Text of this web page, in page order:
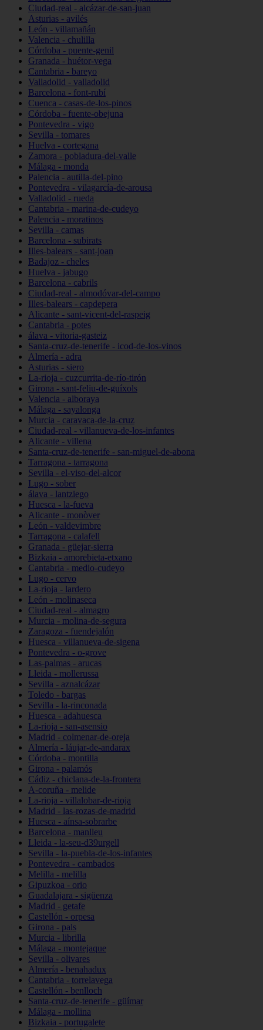
Ciudad-real - alcázar-de-san-juan
Asturias - avilés
León - villamañán
Valencia - chulilla
Córdoba - puente-genil
Granada - huétor-vega
Cantabria - bareyo
Valladolid - valladolid
Barcelona - font-rubí
Cuenca - casas-de-los-pinos
Córdoba - fuente-obejuna
Pontevedra - vigo
Sevilla - tomares
Huelva - cortegana
Zamora - pobladura-del-valle
Málaga - monda
Palencia - autilla-del-pino
Pontevedra - vilagarcía-de-arousa
Valladolid - rueda
Cantabria - marina-de-cudeyo
Palencia - moratinos
Sevilla - camas
Barcelona - subirats
Illes-balears - sant-joan
Badajoz - cheles
Huelva - jabugo
Barcelona - cabrils
Ciudad-real - almodóvar-del-campo
Illes-balears - capdepera
Alicante - sant-vicent-del-raspeig
Cantabria - potes
álava - vitoria-gasteiz
Santa-cruz-de-tenerife - icod-de-los-vinos
Almería - adra
Asturias - siero
La-rioja - cuzcurrita-de-río-tirón
Girona - sant-feliu-de-guíxols
Valencia - alboraya
Málaga - sayalonga
Murcia - caravaca-de-la-cruz
Ciudad-real - villanueva-de-los-infantes
Alicante - villena
Santa-cruz-de-tenerife - san-miguel-de-abona
Tarragona - tarragona
Sevilla - el-viso-del-alcor
Lugo - sober
álava - lantziego
Huesca - la-fueva
Alicante - monòver
León - valdevimbre
Tarragona - calafell
Granada - güejar-sierra
Bizkaia - amorebieta-etxano
Cantabria - medio-cudeyo
Lugo - cervo
La-rioja - lardero
León - molinaseca
Ciudad-real - almagro
Murcia - molina-de-segura
Zaragoza - fuendejalón
Huesca - villanueva-de-sigena
Pontevedra - o-grove
Las-palmas - arucas
Lleida - mollerussa
Sevilla - aznalcázar
Toledo - bargas
Sevilla - la-rinconada
Huesca - adahuesca
La-rioja - san-asensio
Madrid - colmenar-de-oreja
Almería - láujar-de-andarax
Córdoba - montilla
Girona - palamós
Cádiz - chiclana-de-la-frontera
A-coruña - melide
La-rioja - villalobar-de-rioja
Madrid - las-rozas-de-madrid
Huesca - aínsa-sobrarbe
Barcelona - manlleu
Lleida - la-seu-d39urgell
Sevilla - la-puebla-de-los-infantes
Pontevedra - cambados
Melilla - melilla
Gipuzkoa - orio
Guadalajara - sigüenza
Madrid - getafe
Castellón - orpesa
Girona - pals
Murcia - librilla
Málaga - montejaque
Sevilla - olivares
Almería - benahadux
Cantabria - torrelavega
Castellón - benlloch
Santa-cruz-de-tenerife - güímar
Málaga - mollina
Bizkaia - portugalete